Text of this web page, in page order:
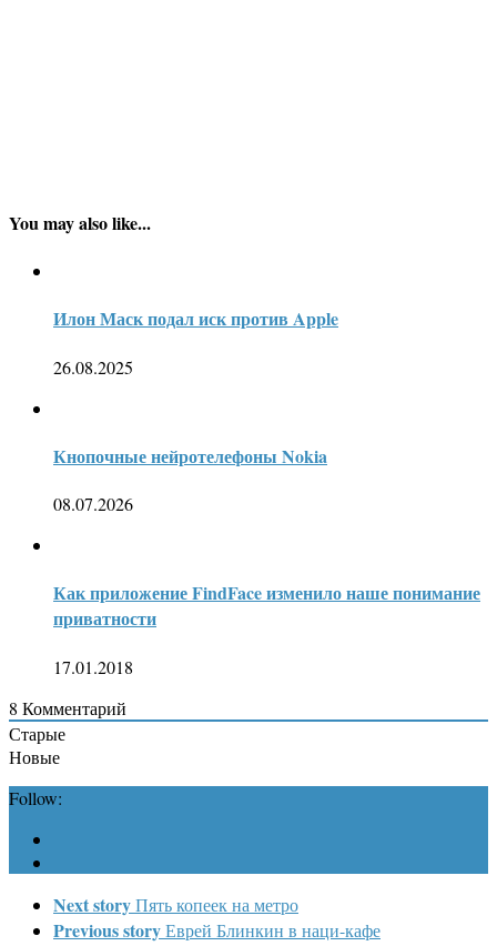
You may also like...
Илон Маск подал иск против Apple
26.08.2025
Кнопочные нейротелефоны Nokia
08.07.2026
Как приложение FindFace изменило наше понимание
приватности
17.01.2018
8 Комментарий
Старые
Новые
Follow:
Next storyПять копеек на метро
Previous storyЕврей Блинкин в наци-кафе